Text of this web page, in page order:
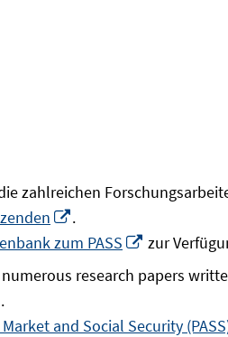
zahlreichen
In
neuem
.
zum PASS
In
öffnen
zur
research papers
In
neuem
.
and Social Security